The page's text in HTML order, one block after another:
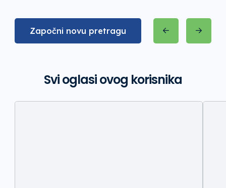
Započni novu pretragu
Svi oglasi ovog korisnika